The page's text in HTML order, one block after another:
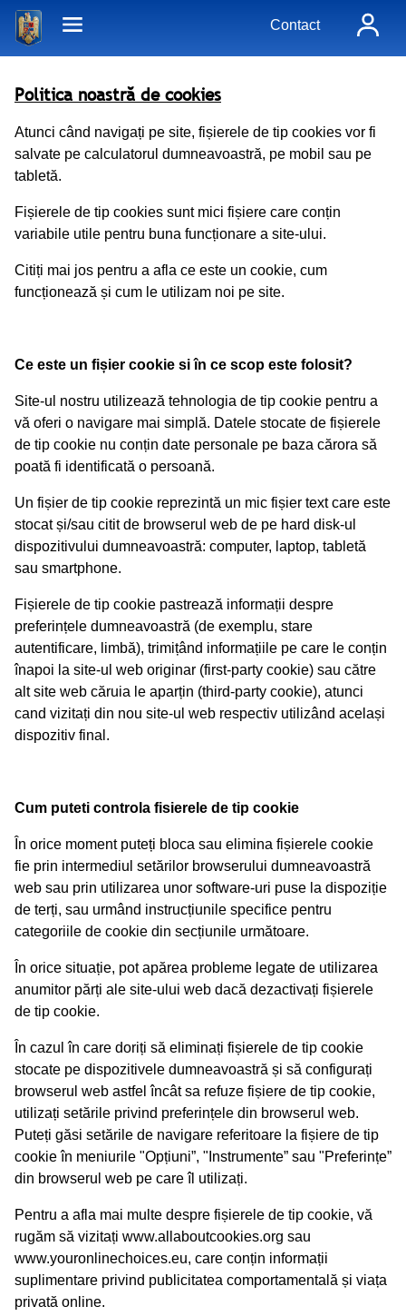
Contact
Politica noastră de cookies
Atunci când navigați pe site, fișierele de tip cookies vor fi
salvate pe calculatorul dumneavoastră, pe mobil sau pe
tabletă.
Fișierele de tip cookies sunt mici fișiere care conțin
variabile utile pentru buna funcționare a site-ului.
Citiți mai jos pentru a afla ce este un cookie, cum
funcționează și cum le utilizam noi pe site.
Ce este un fișier cookie si în ce scop este folosit?
Site-ul nostru utilizează tehnologia de tip cookie pentru a
vă oferi o navigare mai simplă. Datele stocate de fișierele
de tip cookie nu conțin date personale pe baza cărora să
poată fi identificată o persoană.
Un fișier de tip cookie reprezintă un mic fișier text care este
stocat și/sau citit de browserul web de pe hard disk-ul
dispozitivului dumneavoastră: computer, laptop, tabletă
sau smartphone.
Fișierele de tip cookie pastrează informații despre
preferințele dumneavoastră (de exemplu, stare
autentificare, limbă), trimițând informațiile pe care le conțin
înapoi la site-ul web originar (first-party cookie) sau către
alt site web căruia le aparțin (third-party cookie), atunci
cand vizitați din nou site-ul web respectiv utilizând același
dispozitiv final.
Cum puteti controla fisierele de tip cookie
În orice moment puteți bloca sau elimina fișierele cookie
fie prin intermediul setărilor browserului dumneavoastră
web sau prin utilizarea unor software-uri puse la dispoziție
de terți, sau urmând instrucțiunile specifice pentru
categoriile de cookie din secțiunile următoare.
În orice situație, pot apărea probleme legate de utilizarea
anumitor părți ale site-ului web dacă dezactivați fișierele
de tip cookie.
În cazul în care doriți să eliminați fișierele de tip cookie
stocate pe dispozitivele dumneavoastră și să configurați
browserul web astfel încât sa refuze fișiere de tip cookie,
utilizați setările privind preferințele din browserul web.
Puteți găsi setările de navigare referitoare la fișiere de tip
cookie în meniurile "Opțiuni”, "Instrumente” sau "Preferințe”
din browserul web pe care îl utilizați.
Pentru a afla mai multe despre fișierele de tip cookie, vă
rugăm să vizitați www.allaboutcookies.org sau
www.youronlinechoices.eu, care conțin informații
suplimentare privind publicitatea comportamentală și viața
privată online.